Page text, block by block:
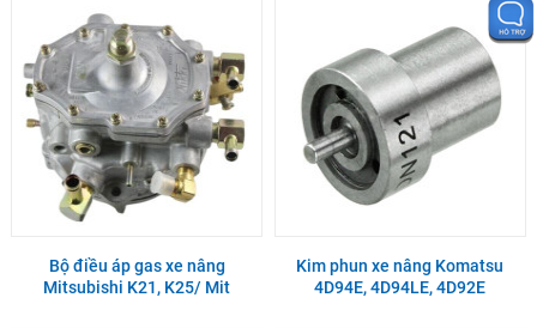
Bộ điều áp gas xe nâng
Mitsubishi K21, K25/ Mit
Kim phun xe nâng Komatsu
4D94E, 4D94LE, 4D92E